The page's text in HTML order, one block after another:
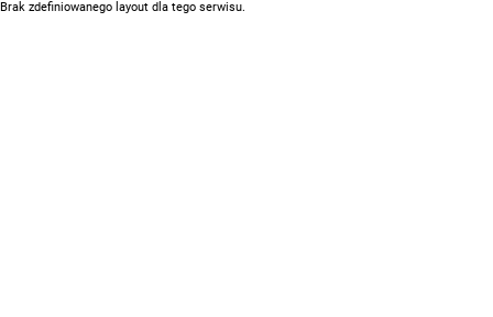
Brak zdefiniowanego layout dla tego serwisu.